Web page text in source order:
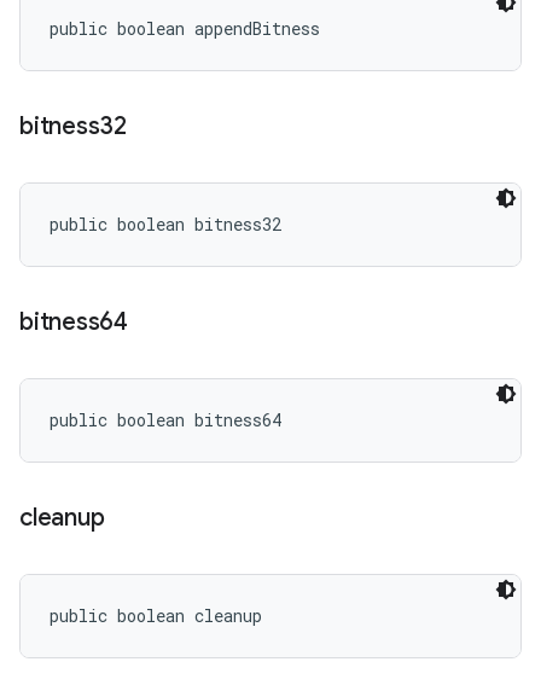
public boolean appendBitness
bitness32
public boolean bitness32
bitness64
public boolean bitness64
cleanup
public boolean cleanup